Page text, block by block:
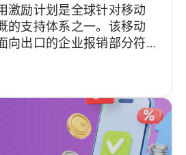
激励计划是全球针对移动
的支持体系之一。该移动
向出口的企业报销部分符
支持力度和上限因类别及